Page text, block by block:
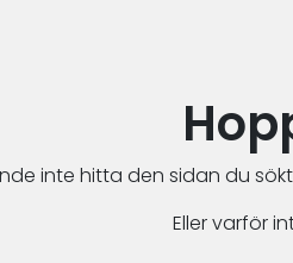
inte hitta den sidan du
Eller varför